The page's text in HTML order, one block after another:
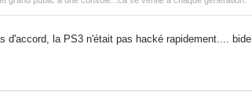
d'accord, la PS3 n'était pas hacké rapidement.... bide